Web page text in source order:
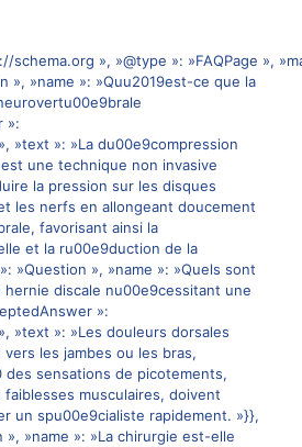
schema.org », »@type »: »FAQPage »,
», »name »: »Quu2019est-ce que la
»:
»text »: »La du00e9compression
une technique non invasive
la pression sur les disques
les nerfs en allongeant doucement
favorisant ainsi la
et la ru00e9duction de la
»Question », »name »: »Quels sont
hernie discale nu00e9cessitant une
»:
»text »: »Les douleurs dorsales
les jambes ou les bras,
des sensations de picotements,
musculaires, doivent
un spu00e9cialiste rapidement. »}},
», »name »: »La chirurgie est-elle